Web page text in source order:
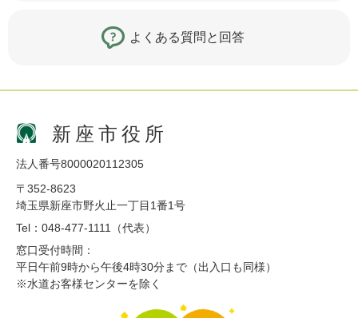
よくある質問と回答
新座市役所
法人番号8000020112305
〒352-8623
埼玉県新座市野火止一丁目1番1号
Tel：048-477-1111（代表）
窓口受付時間：
平日午前9時から午後4時30分まで（出入口も同様）
※水道お客様センターを除く